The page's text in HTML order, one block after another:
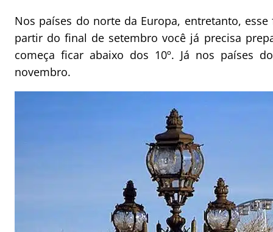
Nos países do norte da Europa, entretanto,
partir do final de setembro você já precisa
começa ficar abaixo dos 10º. Já nos países
novembro.